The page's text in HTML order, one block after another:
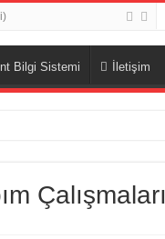
Bilgi Sistemi İletişim
Çalışmaları